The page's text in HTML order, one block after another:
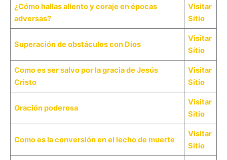
¿Cómo hallas aliento y coraje en épocas
adversas?
Visitar
Sitio
Superación de obstáculos con Dios
Visitar
Sitio
Como es ser salvo por la gracia de Jesús
Cristo
Visitar
Sitio
Oración poderosa
Visitar
Sitio
Como es la conversión en el lecho de muerte
Visitar
Sitio